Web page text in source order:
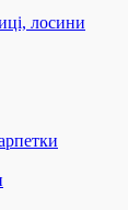
лосини